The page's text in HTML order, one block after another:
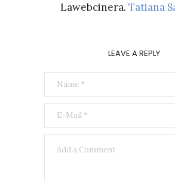
Lawebcinera. Tatiana
LEAVE A REPLY